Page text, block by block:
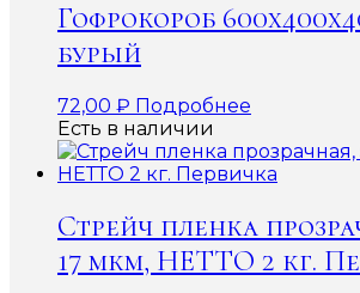
Гофрокороб
бурый
72,00 ₽ Подробнее
Есть в наличии
Стрейч пленка
17 мкм, НЕТТО 2 кг.